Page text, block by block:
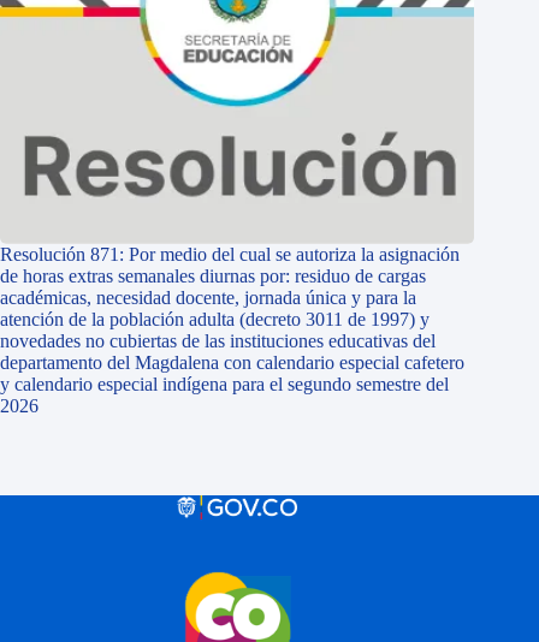
Resolución 871: Por medio del cual se autoriza la asignación
de horas extras semanales diurnas por: residuo de cargas
académicas, necesidad docente, jornada única y para la
atención de la población adulta (decreto 3011 de 1997) y
novedades no cubiertas de las instituciones educativas del
departamento del Magdalena con calendario especial cafetero
y calendario especial indígena para el segundo semestre del
2026